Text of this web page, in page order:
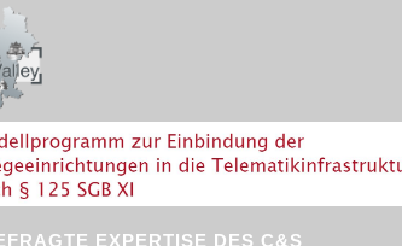
EXPERTISE DES C&S